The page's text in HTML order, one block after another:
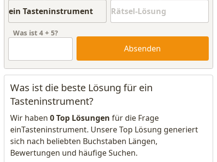
Was ist 4 + 5?
Absenden
Was ist die beste Lösung für ein
Tasteninstrument?
Wir haben 0 Top Lösungen für die Frage
einTasteninstrument. Unsere Top Lösung generiert
sich nach beliebten Buchstaben Längen,
Bewertungen und häufige Suchen.